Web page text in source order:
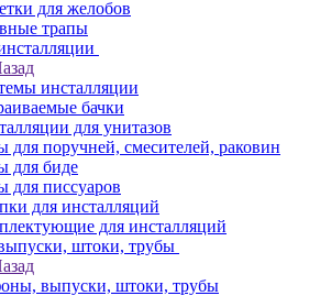
для желобов
трапы
инсталляции
бачки
для унитазов
для поручней, смесителей, раковин
для биде
для писсуаров
для инсталляций
для инсталляций
штоки, трубы
выпуски, штоки, трубы